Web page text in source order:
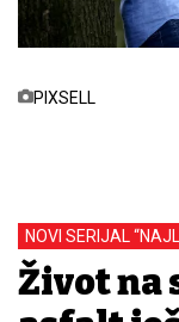
PIXSELL
NOVI SERIJAL
Život na